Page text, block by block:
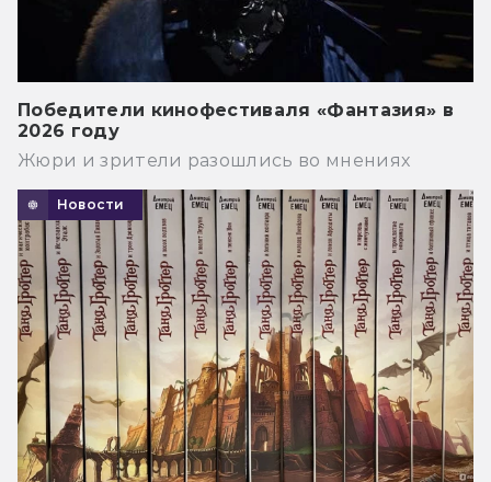
Победители кинофестиваля «Фантазия» в
2026 году
Жюри и зрители разошлись во мнениях
Новости